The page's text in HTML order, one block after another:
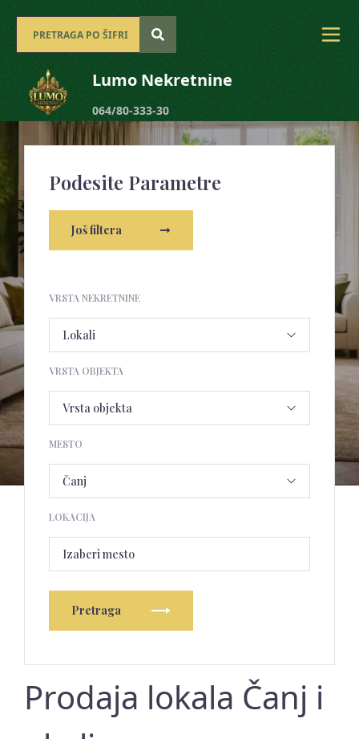
Lumo Nekretnine
064/80-333-30
Podesite Parametre
Još filtera
VRSTA NEKRETNINE
VRSTA OBJEKTA
MESTO
LOKACIJA
Izaberi mesto
Pretraga
Prodaja lokala Čanj i